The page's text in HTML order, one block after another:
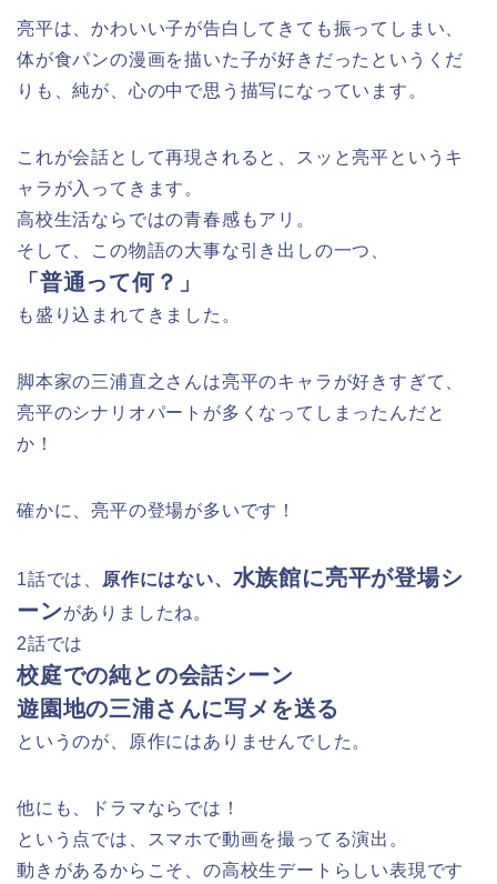
亮平は、かわいい子が告白してきても振ってしまい、
体が食パンの漫画を描いた子が好きだったというくだ
りも、純が、心の中で思う描写になっています。
これが会話として再現されると、スッと亮平というキ
ャラが入ってきます。
高校生活ならではの青春感もアリ。
そして、この物語の大事な引き出しの一つ、
「普通って何？」
も盛り込まれてきました。
脚本家の三浦直之さんは亮平のキャラが好きすぎて、
亮平のシナリオパートが多くなってしまったんだと
か！
確かに、亮平の登場が多いです！
1話では、 原作にはない、 水族館に亮平が登場シ
ーンがありましたね。
2話では
校庭での純との会話シーン
遊園地の三浦さんに写メを送る
というのが、原作にはありませんでした。
他にも、ドラマならでは！
という点では、スマホで動画を撮ってる演出。
動きがあるからこそ、の高校生デートらしい表現です